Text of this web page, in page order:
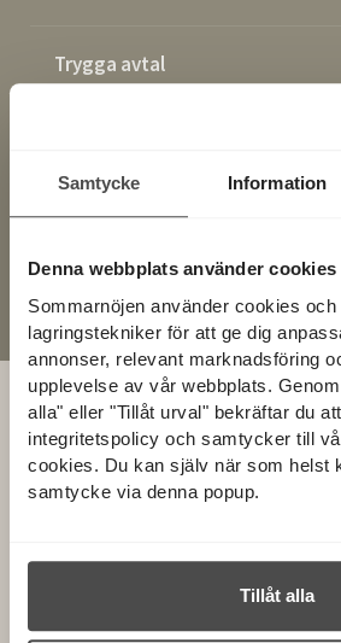
Samtycke Information
Denna webbplats använder cookies
Sommarnöjen använder cookies och
lagringstekniker för att ge dig
annonser, relevant marknadsföring
upplevelse av vår webbplats.
alla" eller "Tillåt urval" bekräftar du
integritetspolicy och samtycker till
cookies. Du kan själv när som helst
samtycke via denna popup.
Tillåt alla
Trygga avtal
Flexibel betalningsplan
Sommarnöjens ansvar
Ansvar för ditt hus i upp till 10 år.
ANMÄL DIG TILL VÅRT